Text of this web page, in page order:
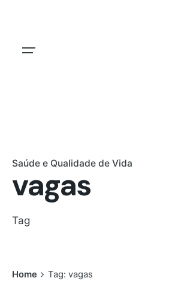
Saúde e Qualidade de Vida
vagas
Tag
Home Tag: vagas